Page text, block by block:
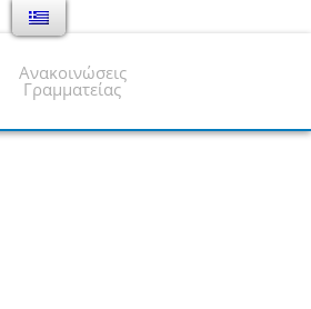
Ανακοινώσεις
Γραμματείας